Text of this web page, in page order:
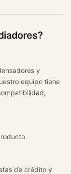
y
equipo tiene
de crédito y